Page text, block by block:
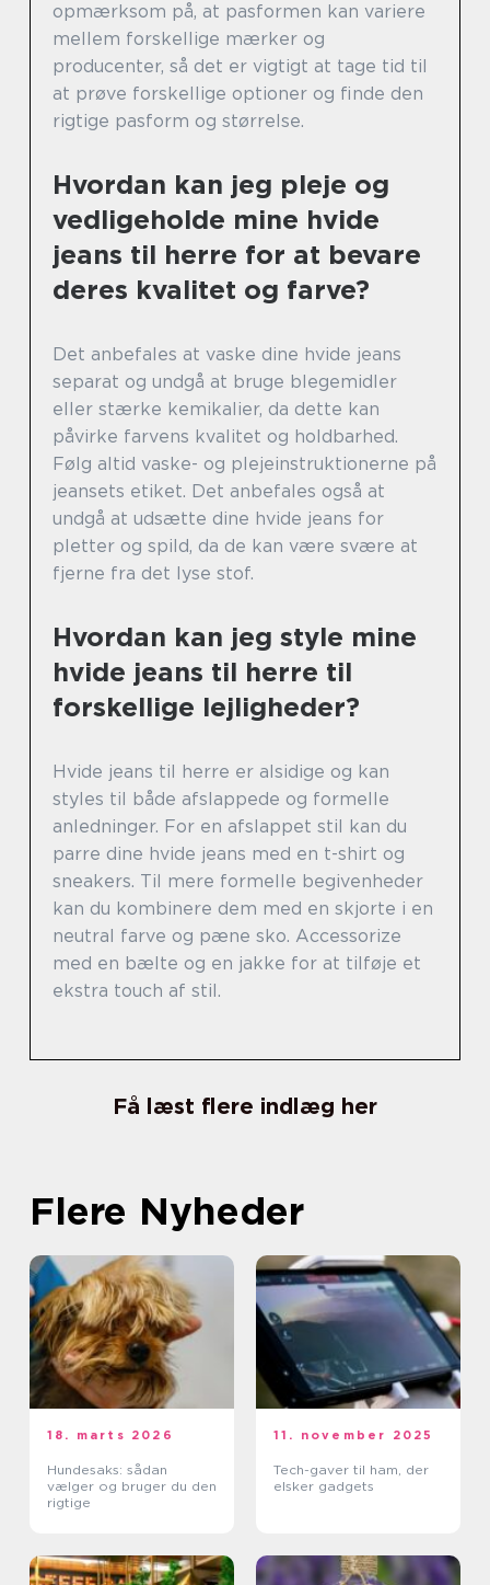
opmærksom på, at pasformen kan variere
mellem forskellige mærker og
producenter, så det er vigtigt at tage tid til
at prøve forskellige optioner og finde den
rigtige pasform og størrelse.
Hvordan kan jeg pleje og
vedligeholde mine hvide
jeans til herre for at bevare
deres kvalitet og farve?
Det anbefales at vaske dine hvide jeans
separat og undgå at bruge blegemidler
eller stærke kemikalier, da dette kan
påvirke farvens kvalitet og holdbarhed.
Følg altid vaske- og plejeinstruktionerne på
jeansets etiket. Det anbefales også at
undgå at udsætte dine hvide jeans for
pletter og spild, da de kan være svære at
fjerne fra det lyse stof.
Hvordan kan jeg style mine
hvide jeans til herre til
forskellige lejligheder?
Hvide jeans til herre er alsidige og kan
styles til både afslappede og formelle
anledninger. For en afslappet stil kan du
parre dine hvide jeans med en t-shirt og
sneakers. Til mere formelle begivenheder
kan du kombinere dem med en skjorte i en
neutral farve og pæne sko. Accessorize
med en bælte og en jakke for at tilføje et
ekstra touch af stil.
Få læst flere indlæg her
Flere Nyheder
18. marts 2026
Hundesaks: sådan
vælger og bruger du den
rigtige
11. november 2025
Tech-gaver til ham, der
elsker gadgets